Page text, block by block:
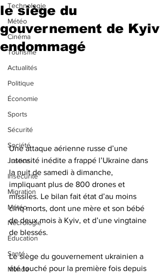
Technologie
Météo
Cinéma
Tourisme
Actualités
Politique
Économie
Sports
Sécurité
Société
Justice
Insécurité
Migration
Météo
Nécrologie
Éducation
Santé
Monde
le siège du
gouvernement de Kyiv
endommagé
Une attaque aérienne russe d’une
intensité inédite a frappé l’Ukraine dans
la nuit de samedi à dimanche,
impliquant plus de 800 drones et
missiles. Le bilan fait état d’au moins
cinq morts, dont une mère et son bébé
de deux mois à Kyiv, et d’une vingtaine
de blessés.
Le siège du gouvernement ukrainien a
été touché pour la première fois depuis